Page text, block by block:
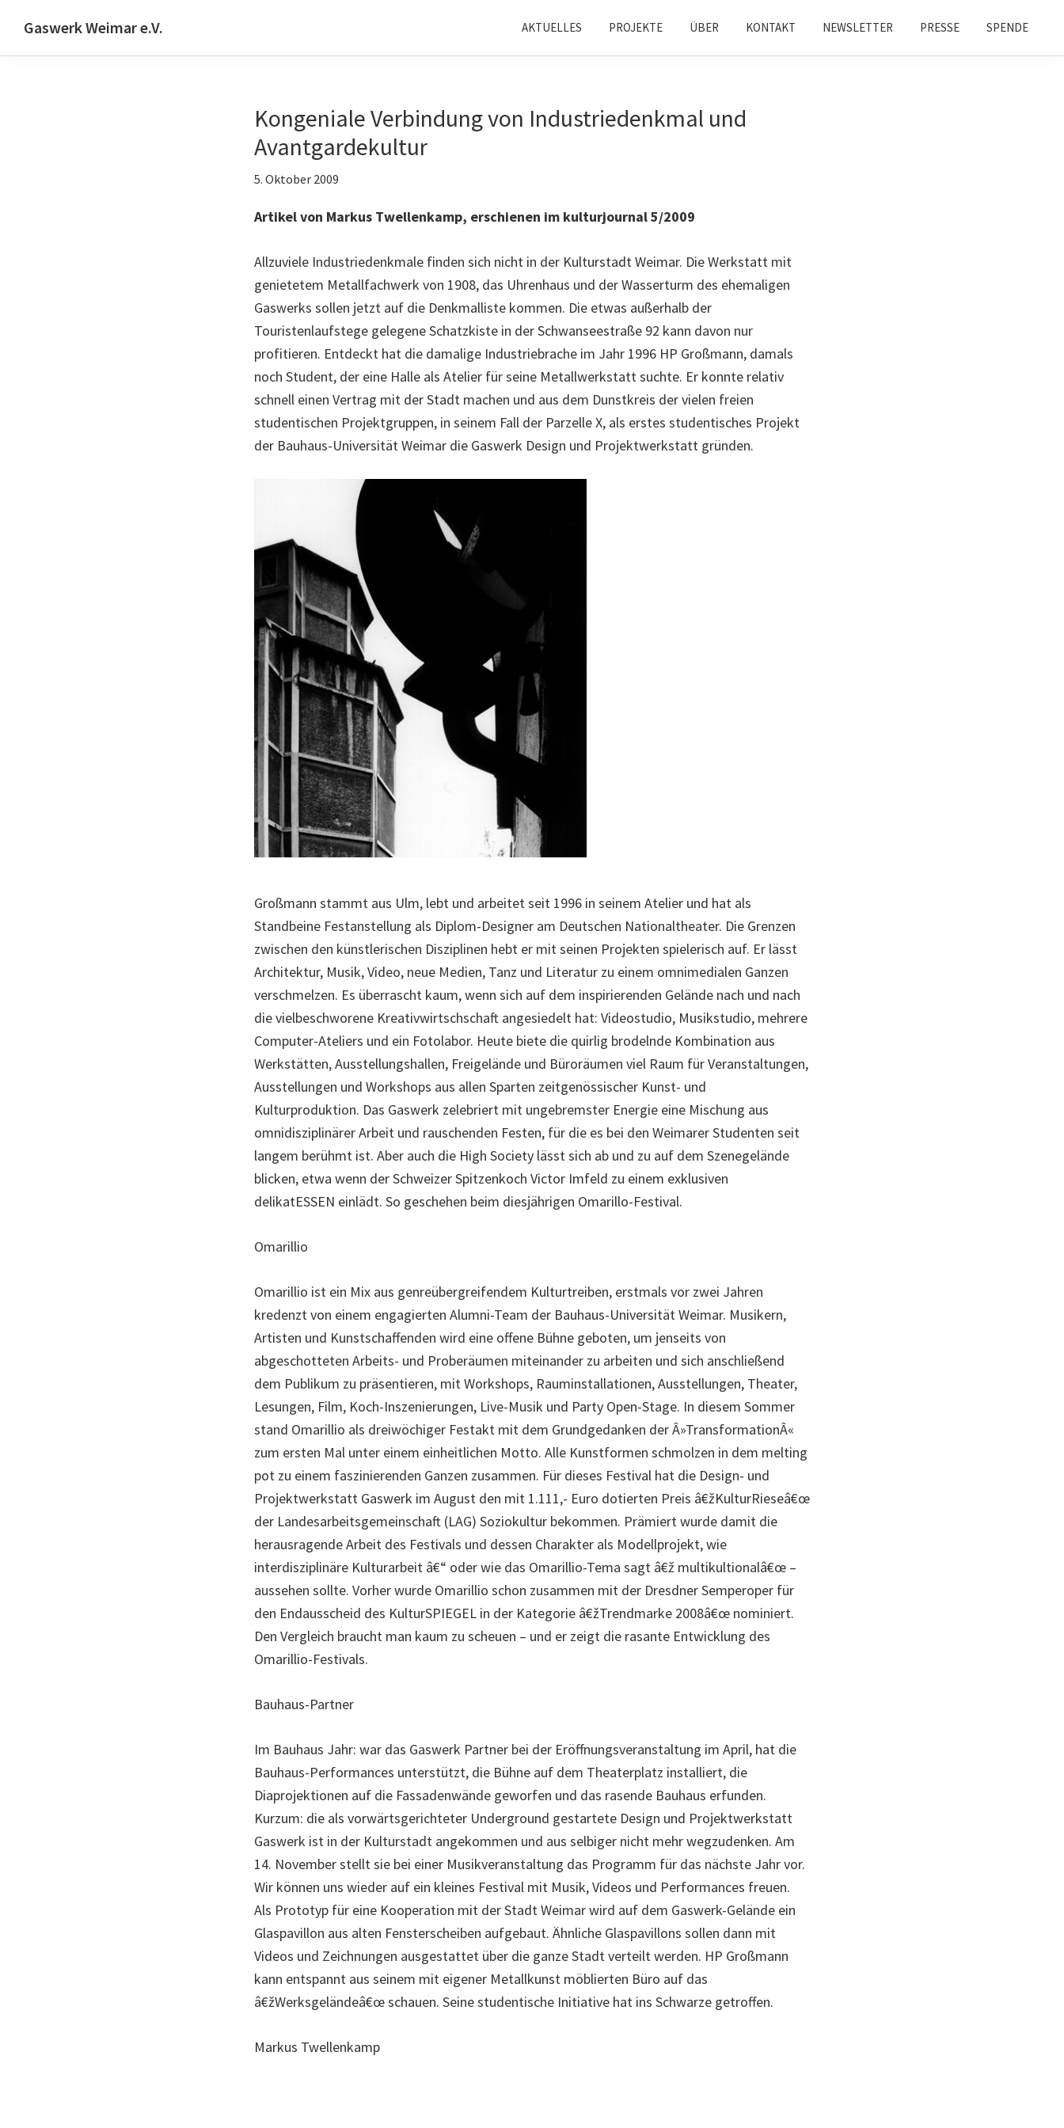
Hauptnavigation
springen
main
Fußzeile
springen
Gaswerk Weimar e.V. AKTUELLES PROJEKTE ÜBER KONTAKT NEWSLETTER PRESSE SPENDE
Kongeniale Verbindung von Industriedenkmal und
Avantgardekultur
5. Oktober 2009
Artikel von Markus Twellenkamp, erschienen im kulturjournal 5/2009
Allzuviele Industriedenkmale finden sich nicht in der Kulturstadt Weimar. Die Werkstatt mit
genietetem Metallfachwerk von 1908, das Uhrenhaus und der Wasserturm des ehemaligen
Gaswerks sollen jetzt auf die Denkmalliste kommen. Die etwas außerhalb der
Touristenlaufstege gelegene Schatzkiste in der Schwanseestraße 92 kann davon nur
profitieren. Entdeckt hat die damalige Industriebrache im Jahr 1996 HP Großmann, damals
noch Student, der eine Halle als Atelier für seine Metallwerkstatt suchte. Er konnte relativ
schnell einen Vertrag mit der Stadt machen und aus dem Dunstkreis der vielen freien
studentischen Projektgruppen, in seinem Fall der Parzelle X, als erstes studentisches Projekt
der Bauhaus-Universität Weimar die Gaswerk Design und Projektwerkstatt gründen.
Großmann stammt aus Ulm, lebt und arbeitet seit 1996 in seinem Atelier und hat als
Standbeine Festanstellung als Diplom-Designer am Deutschen Nationaltheater. Die Grenzen
zwischen den künstlerischen Disziplinen hebt er mit seinen Projekten spielerisch auf. Er lässt
Architektur, Musik, Video, neue Medien, Tanz und Literatur zu einem omnimedialen Ganzen
verschmelzen. Es überrascht kaum, wenn sich auf dem inspirierenden Gelände nach und nach
die vielbeschworene Kreativwirtschschaft angesiedelt hat: Videostudio, Musikstudio, mehrere
Computer-Ateliers und ein Fotolabor. Heute biete die quirlig brodelnde Kombination aus
Werkstätten, Ausstellungshallen, Freigelände und Büroräumen viel Raum für Veranstaltungen,
Ausstellungen und Workshops aus allen Sparten zeitgenössischer Kunst- und
Kulturproduktion. Das Gaswerk zelebriert mit ungebremster Energie eine Mischung aus
omnidisziplinärer Arbeit und rauschenden Festen, für die es bei den Weimarer Studenten seit
langem berühmt ist. Aber auch die High Society lässt sich ab und zu auf dem Szenegelände
blicken, etwa wenn der Schweizer Spitzenkoch Victor Imfeld zu einem exklusiven
delikatESSEN einlädt. So geschehen beim diesjährigen Omarillo-Festival.
Omarillio
Omarillio ist ein Mix aus genreübergreifendem Kulturtreiben, erstmals vor zwei Jahren
kredenzt von einem engagierten Alumni-Team der Bauhaus-Universität Weimar. Musikern,
Artisten und Kunstschaffenden wird eine offene Bühne geboten, um jenseits von
abgeschotteten Arbeits- und Proberäumen miteinander zu arbeiten und sich anschließend
dem Publikum zu präsentieren, mit Workshops, Rauminstallationen, Ausstellungen, Theater,
Lesungen, Film, Koch-Inszenierungen, Live-Musik und Party Open-Stage. In diesem Sommer
stand Omarillio als dreiwöchiger Festakt mit dem Grundgedanken der Â»TransformationÂ«
zum ersten Mal unter einem einheitlichen Motto. Alle Kunstformen schmolzen in dem melting
pot zu einem faszinierenden Ganzen zusammen. Für dieses Festival hat die Design- und
Projektwerkstatt Gaswerk im August den mit 1.111,- Euro dotierten Preis â€žKulturRieseâ€œ
der Landesarbeitsgemeinschaft (LAG) Soziokultur bekommen. Prämiert wurde damit die
herausragende Arbeit des Festivals und dessen Charakter als Modellprojekt, wie
interdisziplinäre Kulturarbeit â€“ oder wie das Omarillio-Tema sagt â€ž multikultionalâ€œ –
aussehen sollte. Vorher wurde Omarillio schon zusammen mit der Dresdner Semperoper für
den Endausscheid des KulturSPIEGEL in der Kategorie â€žTrendmarke 2008â€œ nominiert.
Den Vergleich braucht man kaum zu scheuen – und er zeigt die rasante Entwicklung des
Omarillio-Festivals.
Bauhaus-Partner
Im Bauhaus Jahr: war das Gaswerk Partner bei der Eröffnungsveranstaltung im April, hat die
Bauhaus-Performances unterstützt, die Bühne auf dem Theaterplatz installiert, die
Diaprojektionen auf die Fassadenwände geworfen und das rasende Bauhaus erfunden.
Kurzum: die als vorwärtsgerichteter Underground gestartete Design und Projektwerkstatt
Gaswerk ist in der Kulturstadt angekommen und aus selbiger nicht mehr wegzudenken. Am
14. November stellt sie bei einer Musikveranstaltung das Programm für das nächste Jahr vor.
Wir können uns wieder auf ein kleines Festival mit Musik, Videos und Performances freuen.
Als Prototyp für eine Kooperation mit der Stadt Weimar wird auf dem Gaswerk-Gelände ein
Glaspavillon aus alten Fensterscheiben aufgebaut. Ähnliche Glaspavillons sollen dann mit
Videos und Zeichnungen ausgestattet über die ganze Stadt verteilt werden. HP Großmann
kann entspannt aus seinem mit eigener Metallkunst möblierten Büro auf das
â€žWerksgeländeâ€œ schauen. Seine studentische Initiative hat ins Schwarze getroffen.
Markus Twellenkamp